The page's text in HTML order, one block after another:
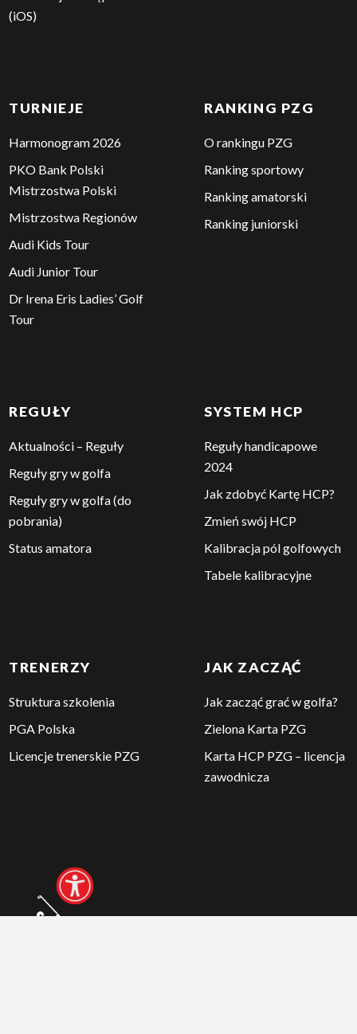
(iOS)
TURNIEJE
Harmonogram 2026
PKO Bank Polski
Mistrzostwa Polski
Mistrzostwa Regionów
Audi Kids Tour
Audi Junior Tour
Dr Irena Eris Ladies’ Golf
Tour
RANKING PZG
O rankingu PZG
Ranking sportowy
Ranking amatorski
Ranking juniorski
REGUŁY
Aktualności – Reguły
Reguły gry w golfa
Reguły gry w golfa (do
pobrania)
Status amatora
SYSTEM HCP
Reguły handicapowe
2024
Jak zdobyć Kartę HCP?
Zmień swój HCP
Kalibracja pól golfowych
Tabele kalibracyjne
TRENERZY
Struktura szkolenia
PGA Polska
Licencje trenerskie PZG
JAK ZACZĄĆ
Jak zacząć grać w golfa?
Zielona Karta PZG
Karta HCP PZG – licencja
zawodnicza